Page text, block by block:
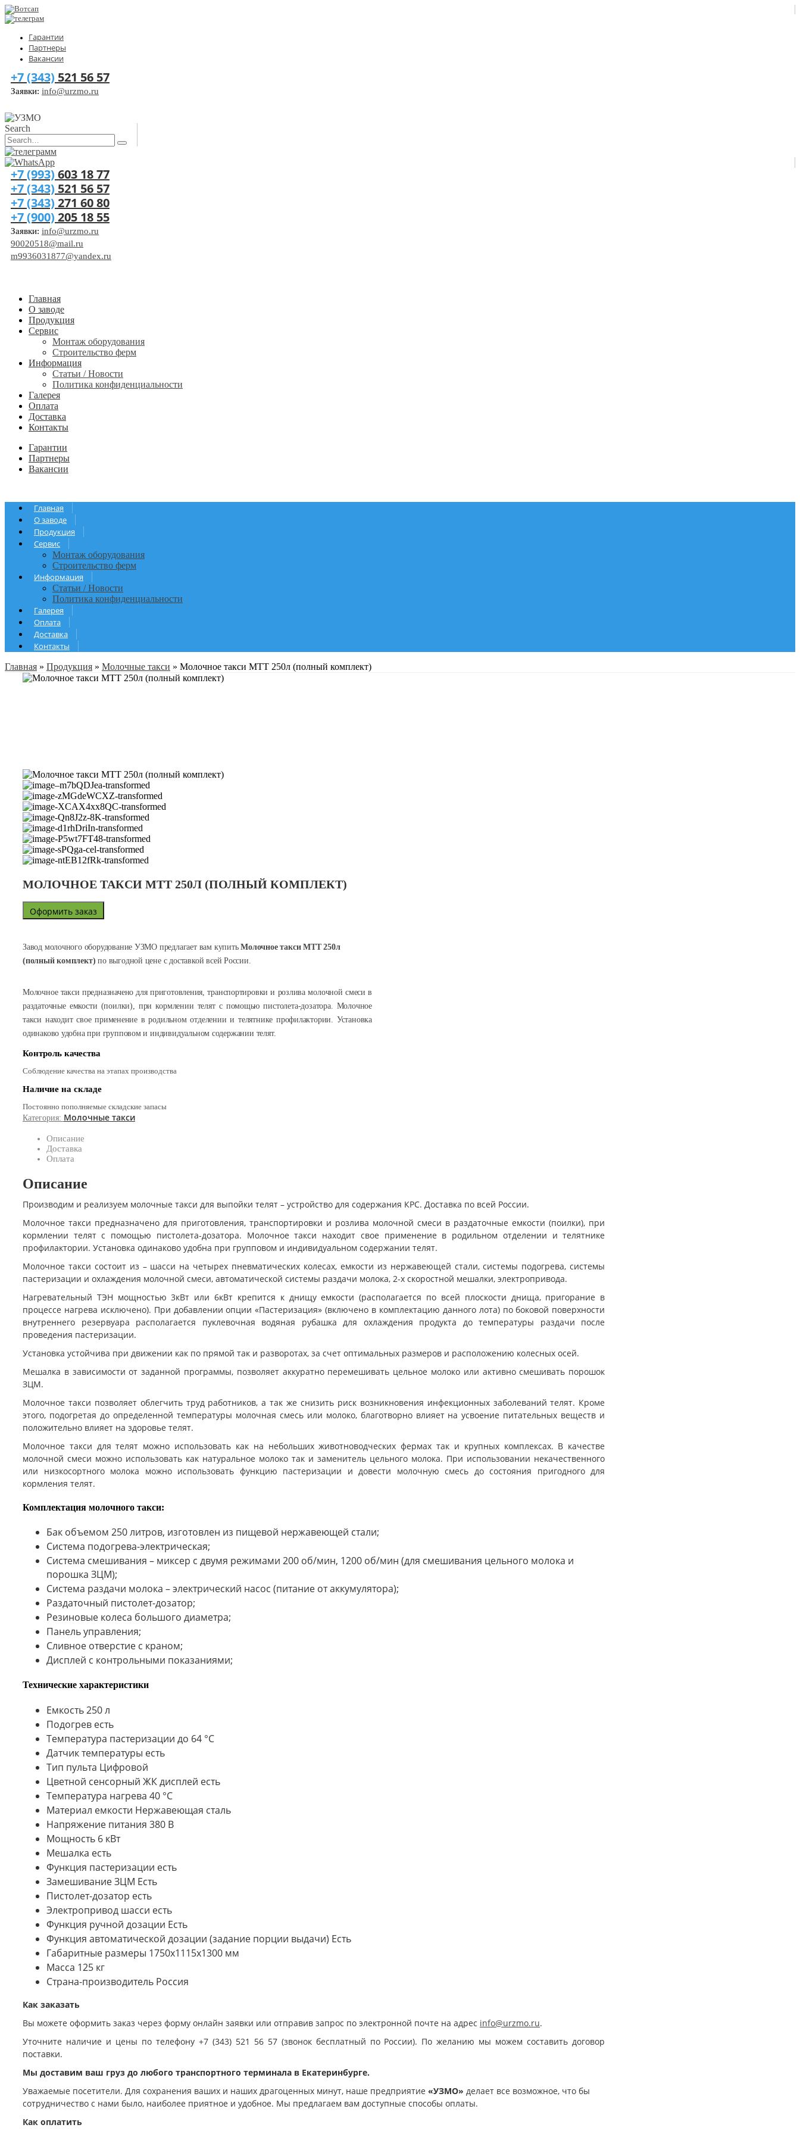
Гарантии
Партнеры
Вакансии
+7 (343) 521 56 57
Заявки: info@urzmo.ru
Search
+7 (993) 603 18 77
+7 (343) 521 56 57
+7 (343) 271 60 80
+7 (900) 205 18 55
Заявки: info@urzmo.ru
90020518@mail.ru
m9936031877@yandex.ru
Главная
О заводе
Продукция
Сервис
Монтаж оборудования
Строительство ферм
Информация
Статьи / Новости
Политика конфиденциальности
Галерея
Оплата
Доставка
Контакты
Гарантии
Партнеры
Вакансии
Главная
О заводе
Продукция
Сервис
Монтаж оборудования
Строительство ферм
Информация
Статьи / Новости
Политика конфиденциальности
Галерея
Оплата
Доставка
Контакты
Главная » Продукция » Молочные такси » Молочное такси МТТ 250л (полный комплект)
МОЛОЧНОЕ ТАКСИ МТТ 250Л (ПОЛНЫЙ КОМПЛЕКТ)
Оформить заказ
Завод молочного оборудование УЗМО предлагает вам купитьМолочное такси МТТ 250л
(полный комплект) по выгодной цене с доставкой всей России.
Молочное такси предназначено для приготовления, транспортировки и розлива молочной смеси в
раздаточные емкости (поилки), при кормлении телят с помощью пистолета-дозатора. Молочное
такси находит свое применение в родильном отделении и телятнике профилактории. Установка
одинаково удобна при групповом и индивидуальном содержании телят.
Контроль качества
Соблюдение качества на этапах производства
Наличие на складе
Постоянно пополняемые складские запасы
Категория: Молочные такси
Описание
Доставка
Оплата
Описание
Производим и реализуем молочные такси для выпойки телят – устройство для содержания КРС. Доставка по всей России.
Молочное такси предназначено для приготовления, транспортировки и розлива молочной смеси в раздаточные емкости (поилки), при
кормлении телят с помощью пистолета-дозатора. Молочное такси находит свое применение в родильном отделении и телятнике
профилактории. Установка одинаково удобна при групповом и индивидуальном содержании телят.
Молочное такси состоит из – шасси на четырех пневматических колесах, емкости из нержавеющей стали, системы подогрева, системы
пастеризации и охлаждения молочной смеси, автоматической системы раздачи молока, 2-х скоростной мешалки, электропривода.
Нагревательный ТЭН мощностью 3кВт или 6кВт крепится к днищу емкости (располагается по всей плоскости днища, пригорание в
процессе нагрева исключено). При добавлении опции «Пастеризация» (включено в комплектацию данного лота) по боковой поверхности
внутреннего резервуара располагается пуклевочная водяная рубашка для охлаждения продукта до температуры раздачи после
проведения пастеризации.
Установка устойчива при движении как по прямой так и разворотах, за счет оптимальных размеров и расположению колесных осей.
Мешалка в зависимости от заданной программы, позволяет аккуратно перемешивать цельное молоко или активно смешивать порошок
ЗЦМ.
Молочное такси позволяет облегчить труд работников, а так же снизить риск возникновения инфекционных заболеваний телят. Кроме
этого, подогретая до определенной температуры молочная смесь или молоко, благотворно влияет на усвоение питательных веществ и
положительно влияет на здоровье телят.
Молочное такси для телят можно использовать как на небольших животноводческих фермах так и крупных комплексах. В качестве
молочной смеси можно использовать как натуральное молоко так и заменитель цельного молока. При использовании некачественного
или низкосортного молока можно использовать функцию пастеризации и довести молочную смесь до состояния пригодного для
кормления телят.
Комплектация молочного такси:
Бак объемом 250 литров, изготовлен из пищевой нержавеющей стали;
Система подогрева-электрическая;
Система смешивания – миксер с двумя режимами 200 об/мин, 1200 об/мин (для смешивания цельного молока и
порошка ЗЦМ);
Система раздачи молока – электрический насос (питание от аккумулятора);
Раздаточный пистолет-дозатор;
Резиновые колеса большого диаметра;
Панель управления;
Сливное отверстие с краном;
Дисплей с контрольными показаниями;
Технические характеристики
Емкость250 л
Подогрев есть
Температура пастеризации до 64 °С
Датчик температуры есть
Тип пульта Цифровой
Цветной сенсорный ЖК дисплей есть
Температура нагрева 40 °С
Материал емкости Нержавеющая сталь
Напряжение питания 380 В
Мощность 6 кВт
Мешалка есть
Функция пастеризации есть
Замешивание ЗЦМ Есть
Пистолет-дозатор есть
Электропривод шасси есть
Функция ручной дозации Есть
Функция автоматической дозации (задание порции выдачи) Есть
Габаритные размеры 1750х1115х1300 мм
Масса 125 кг
Страна-производитель Россия
Как заказать
Вы можете оформить заказ через форму онлайн заявки или отправив запрос по электронной почте на адрес info@urzmo.ru.
Уточните наличие и цены по телефону +7 (343) 521 56 57 (звонок бесплатный по России). По желанию мы можем составить договор
поставки.
Мы доставим ваш груз до любого транспортного терминала в Екатеринбурге.
Уважаемые посетители. Для сохранения ваших и наших драгоценных минут, наше предприятие «УЗМО» делает все возможное, что бы
сотрудничество с нами было, наиболее приятное и удобное. Мы предлагаем вам доступные способы оплаты.
Как оплатить